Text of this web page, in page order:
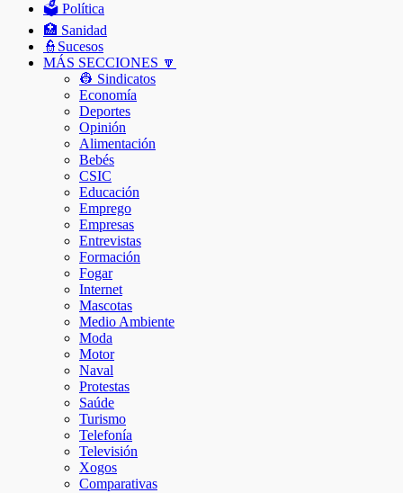
🗳️ Política
🏥 Sanidad
👮Sucesos
MÁS SECCIONES 🔽
👷 Sindicatos
Economía
Deportes
Opinión
Alimentación
Bebés
CSIC
Educación
Emprego
Empresas
Entrevistas
Formación
Fogar
Internet
Mascotas
Medio Ambiente
Moda
Motor
Naval
Protestas
Saúde
Turismo
Telefonía
Televisión
Xogos
Comparativas